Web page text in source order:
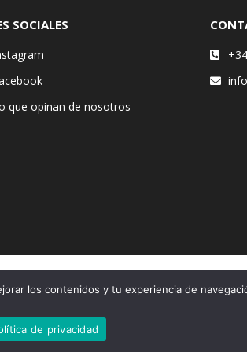
SOCIALES
que opinan de nosotros
NextGenerationEU
los contenidos y tu experiencia de
de privacidad